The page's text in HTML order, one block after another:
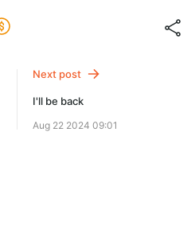
Next post
I'll be back
Aug 22 2024 09:01